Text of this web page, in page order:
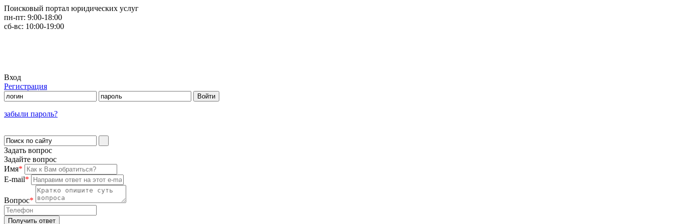
Поисковый портал юридических услуг
пн-пт: 9:00-18:00
сб-вс: 10:00-19:00
Вход
Регистрация
забыли пароль?
Задать вопрос
Задайте вопрос
Имя*
E-mail*
Вопрос*